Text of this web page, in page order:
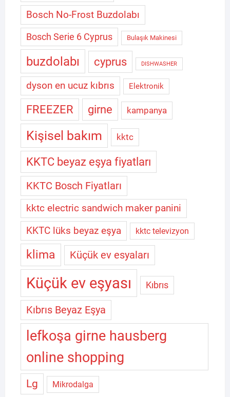
Bosch No-Frost Buzdolabı
Bosch Serie 6 Cyprus Bulaşık Makinesi
buzdolabı cyprus DISHWASHER
dyson en ucuz kıbrıs Elektronik
FREEZER girne kampanya
Kişisel bakım kktc
KKTC beyaz eşya fiyatları
KKTC Bosch Fiyatları
kktc electric sandwich maker panini
KKTC lüks beyaz eşya kktc televizyon
klima Küçük ev esyaları
Küçük ev eşyası Kıbrıs
Kıbrıs Beyaz Eşya
lefkoşa girne hausberg
online shopping
Lg Mikrodalga